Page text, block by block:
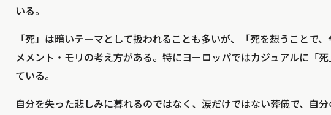
いる。
「死」は暗いテーマとして扱われることも多いが、「死を想うことで
メメント・モリ の考え方がある。特にヨーロッパではカジュアルに「
ている。
自分を失った悲しみに暮れるのではなく、涙だけではない葬儀で、自